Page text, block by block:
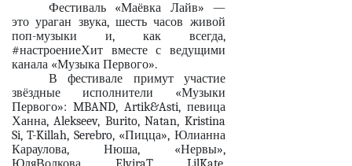
Фестиваль «Маёвка Лайв» —
это ураган звука, шесть часов живой
поп-музыки и, как всегда,
#настроениеХит вместе с ведущими
канала «Музыка Первого».
В фестивале примут участие
звёздные исполнители «Музыки
Первого»: MBAND, Artik&Asti, певица
Ханна,Alekseev, Burito,Natan, Kristina
Si,T-Killah, Serebro, «Пицца», Юлианна
Караулова, Нюша, «Нервы»,